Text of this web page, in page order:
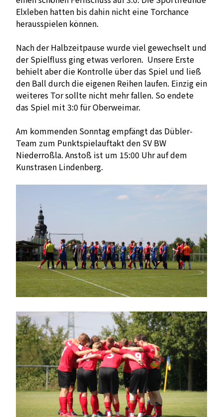
Elxleben hatten bis dahin nicht eine Torchance
herausspielen können.
Nach der Halbzeitpause wurde viel gewechselt und
der Spielfluss ging etwas verloren. Unsere Erste
behielt aber die Kontrolle über das Spiel und ließ
den Ball durch die eigenen Reihen laufen. Einzig ein
weiteres Tor sollte nicht mehr fallen. So endete
das Spiel mit 3:0 für Oberweimar.
Am kommenden Sonntag empfängt das Dübler-
Team zum Punktspielauftakt den SV BW
Niederroßla. Anstoß ist um 15:00 Uhr auf dem
Kunstrasen Lindenberg.